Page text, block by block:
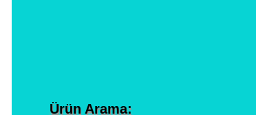
Ürün Arama: